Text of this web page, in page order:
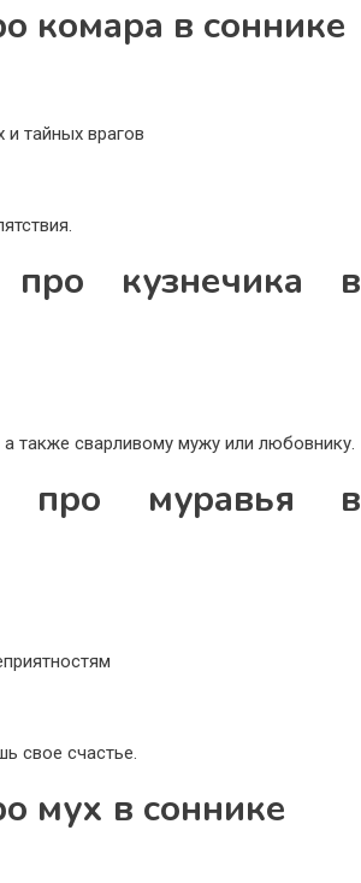
комара в соннике
и тайных врагов
про кузнечика в
также сварливому мужу или любовнику.
про муравья в
свое счастье.
мух в соннике